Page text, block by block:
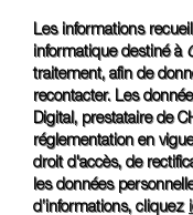
Les informations
informatique destiné à
traitement, afin de
recontacter. Les
Digital, prestataire de CHARRON CLAUDE.
réglementation en
droit d'accès, de
les données
d’informations, cliquez